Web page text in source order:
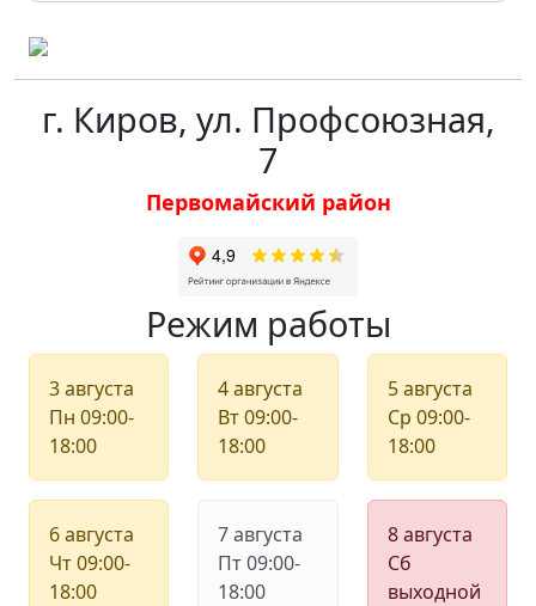
г. Киров, ул. Профсоюзная,
7
Первомайский район
Режим работы
3 августа
Пн 09:00-
18:00
4 августа
Вт09:00-
18:00
5 августа
Ср 09:00-
18:00
6 августа
Чт09:00-
18:00
7 августа
Пт09:00-
18:00
8 августа
Сб
выходной